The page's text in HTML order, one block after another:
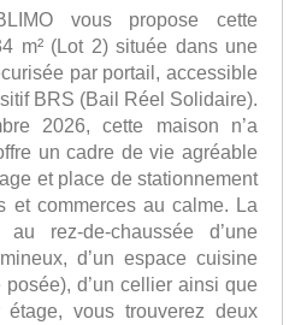
vous propose cette
m² (Lot 2) située dans une
par portail, accessible
BRS (Bail Réel Solidaire).
2026, cette maison n’a
un cadre de vie agréable
et place de stationnement
et commerces au calme. La
rez-de-chaussée d’une
d’un espace cuisine
d’un cellier ainsi que
étage, vous trouverez deux